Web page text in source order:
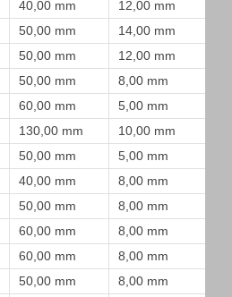
40,00 mm
12,00 mm
50,00 mm
14,00 mm
50,00 mm
12,00 mm
50,00 mm
8,00 mm
60,00 mm
5,00 mm
130,00 mm
10,00 mm
50,00 mm
5,00 mm
40,00 mm
8,00 mm
50,00 mm
8,00 mm
60,00 mm
8,00 mm
60,00 mm
8,00 mm
50,00 mm
8,00 mm